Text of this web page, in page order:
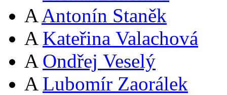
A Antonín Staněk
A Kateřina Valachová
A Ondřej Veselý
A Lubomír Zaorálek